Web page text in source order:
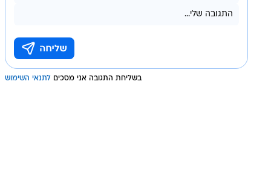
בשליחת התגובה אני מסכים לתנאי השימוש